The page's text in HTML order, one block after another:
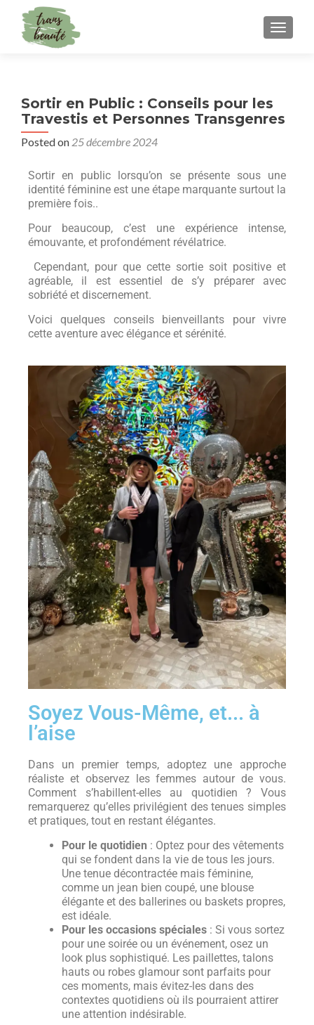
Sortir en Public : Conseils pour les
Travestis et Personnes Transgenres
Posted on 25 décembre 2024
Sortir en public lorsqu’on se présente sous une
identité féminine est une étape marquante surtout la
première fois..
Pour beaucoup, c’est une expérience intense,
émouvante, et profondément révélatrice.
Cependant, pour que cette sortie soit positive et
agréable, il est essentiel de s’y préparer avec
sobriété et discernement.
Voici quelques conseils bienveillants pour vivre
cette aventure avec élégance et sérénité.
Soyez Vous-Même, et... à
l’aise
Dans un premier temps, adoptez une approche
réaliste et observez les femmes autour de vous.
Comment s’habillent-elles au quotidien ? Vous
remarquerez qu’elles privilégient des tenues simples
et pratiques, tout en restant élégantes.
Pour le quotidien : Optez pour des vêtements
qui se fondent dans la vie de tous les jours.
Une tenue décontractée mais féminine,
comme un jean bien coupé, une blouse
élégante et des ballerines ou baskets propres,
est idéale.
Pour les occasions spéciales : Si vous sortez
pour une soirée ou un événement, osez un
look plus sophistiqué. Les paillettes, talons
hauts ou robes glamour sont parfaits pour
ces moments, mais évitez-les dans des
contextes quotidiens où ils pourraient attirer
une attention indésirable.